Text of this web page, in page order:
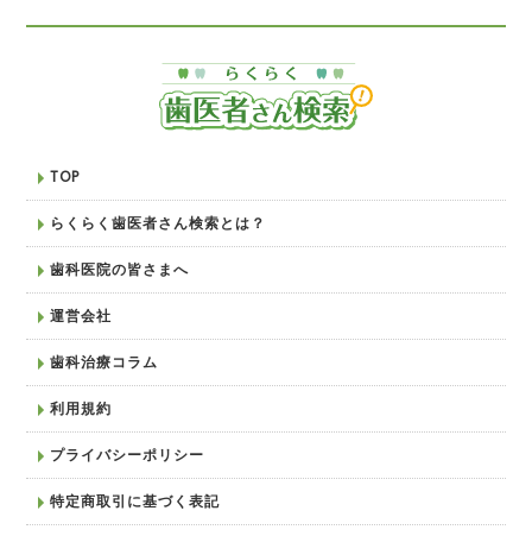
TOP
らくらく歯医者さん検索とは？
歯科医院の皆さまへ
運営会社
歯科治療コラム
利用規約
プライバシーポリシー
特定商取引に基づく表記